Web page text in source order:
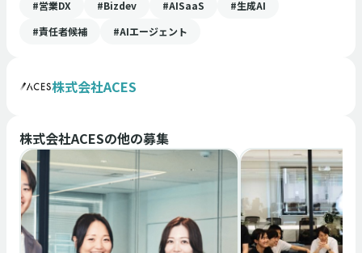
#営業DX #Bizdev #AISaaS
#生成AI
#責任者候補
#AIエージェント
株式会社ACES
株式会社ACESの他の募集